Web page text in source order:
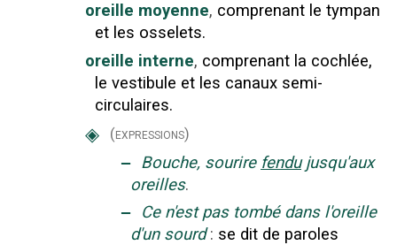
oreille moyenne, comprenant le tympan
et les osselets.
oreille interne, comprenant la cochlée,
le vestibule et les canaux semi-
circulaires.
◈ (expressions)
‒ Bouche, sourire fendu jusqu'aux
oreilles.
‒
Ce n'est pas tombé dans l'oreille
d'un sourd : se dit de paroles